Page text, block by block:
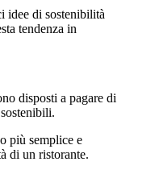
idee di sostenibilità
tendenza in
disposti a pagare di
più semplice e
di un ristorante.